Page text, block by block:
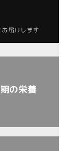
届けします
の栄養